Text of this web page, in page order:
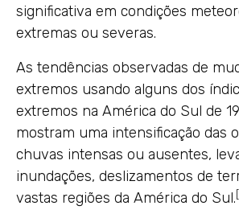
significativa em condições
extremas ou severas.
As tendências observadas de
extremos usando alguns dos
extremos na América do Sul de
mostram uma intensificação das
chuvas intensas ou ausentes,
inundações, deslizamentos de
vastas regiões da América do Sul.